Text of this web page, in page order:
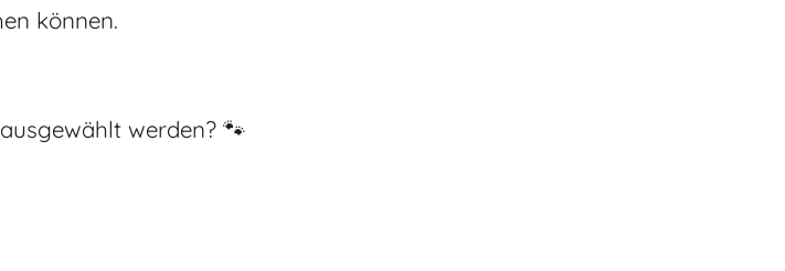
können.
werden? 🐾